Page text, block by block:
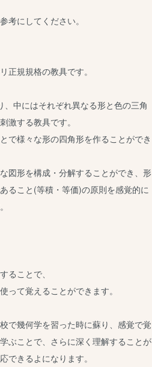
考にしてください。
正規規格の教具です。
、中にはそれぞれ異なる形と色の三角
激する教具です。
で様々な形の四角形を作ることができ
図形を構成・分解することができ、形
ること(等積・等価)の原則を感覚的に
ることで、
って覚えることができます。
で幾何学を習った時に蘇り、感覚で覚
ぶことで、さらに深く理解することが
できるよになります。